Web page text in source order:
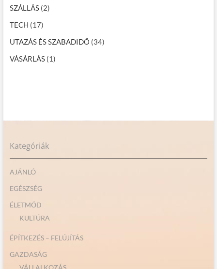
SZÁLLÁS(2)
TECH (17)
UTAZÁS ÉS SZABADIDŐ (34)
VÁSÁRLÁS(1)
Kategóriák
AJÁNLÓ
EGÉSZSÉG
ÉLETMÓD
KULTÚRA
ÉPÍTKEZÉS – FELÚJÍTÁS
GAZDASÁG
VÁLLALKOZÁS